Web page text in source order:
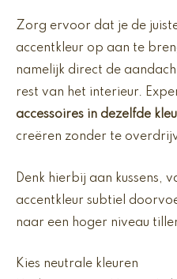
Zorg ervoor dat je de
accentkleur op aan te
namelijk direct de
rest van het interieur.
accessoires in dezelfde
creëren zonder te
Denk hierbij aan kussens,
accentkleur subtiel
naar een hoger niveau
Kies neutrale kleuren